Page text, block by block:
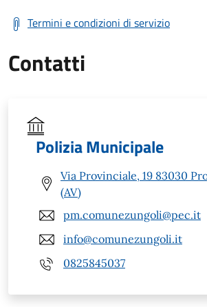
Termini e condizioni di servizio
Contatti
Polizia Municipale
Via Provinciale, 19 83030
(AV)
pm.comunezungoli@pec.it
info@comunezungoli.it
0825845037